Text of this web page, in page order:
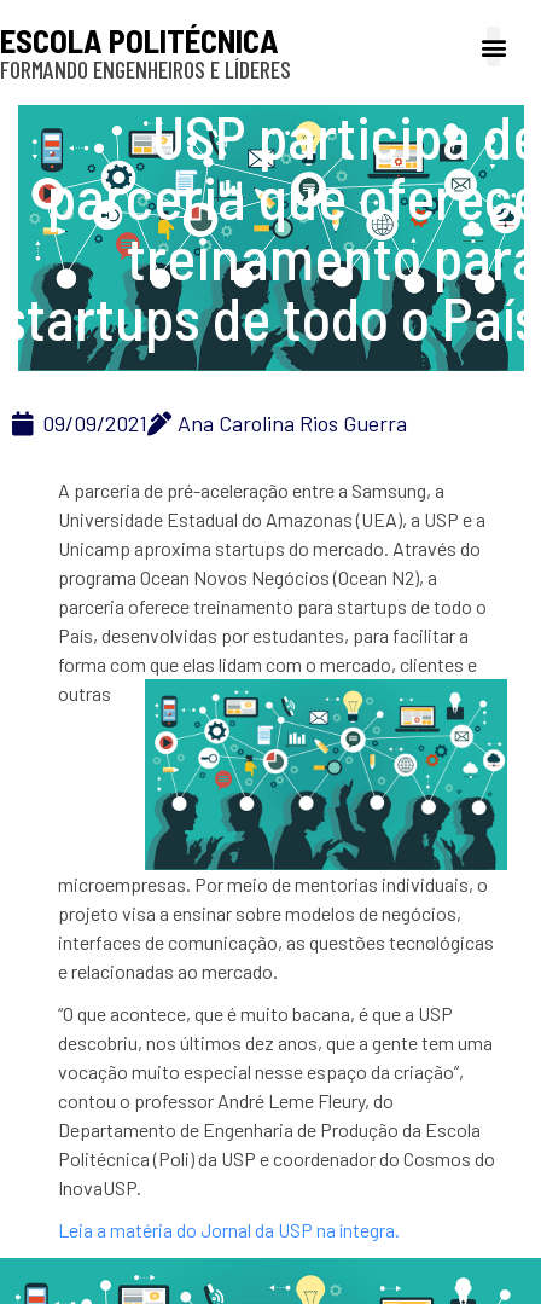
ESCOLA POLITÉCNICA
FORMANDO ENGENHEIROS E LÍDERES
USP participa de
parceria que oferece
treinamento para
startups de todo o País
09/09/2021 Ana Carolina Rios Guerra
A parceria de pré-aceleração entre a Samsung, a
Universidade Estadual do Amazonas (UEA), a USP e a
Unicamp aproxima startups do mercado. Através do
programa Ocean Novos Negócios (Ocean N2), a
parceria oferece treinamento para startups de todo o
País, desenvolvidas por estudantes, para facilitar a
forma com que elas lidam com o mercado, clientes e
outras
microempresas. Por meio de mentorias individuais, o
projeto visa a ensinar sobre modelos de negócios,
interfaces de comunicação, as questões tecnológicas
e relacionadas ao mercado.
“O que acontece, que é muito bacana, é que a USP
descobriu, nos últimos dez anos, que a gente tem uma
vocação muito especial nesse espaço da criação”,
contou o professor André Leme Fleury, do
Departamento de Engenharia de Produção da Escola
Politécnica (Poli) da USP e coordenador do Cosmos do
InovaUSP.
Leia a matéria do Jornal da USP na íntegra.